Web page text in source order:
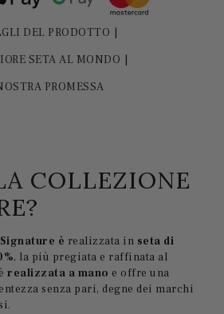
DEL PRODOTTO
SETA AL MONDO
PROMESSA
COLLEZIONE
è realizzata in seta di
, la più pregiata e raffinata al
realizzata a mano e offre una
senza pari, degne dei marchi